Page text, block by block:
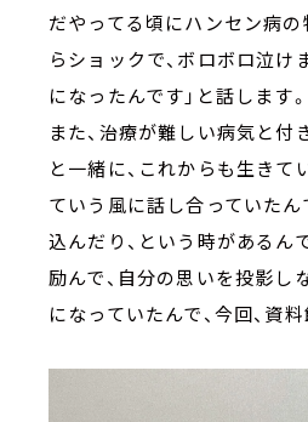
だやってる頃にハンセン病
らショックで、ボロボロ泣け
になったんです」と話します。
また、治療が難しい病気と付
と一緒に、これからも生きて
ていう風に話し合っていたん
込んだり、という時があるん
励んで、自分の思いを投影し
になっていたんで、今回、資